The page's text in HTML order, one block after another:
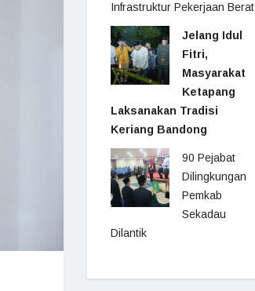
Infrastruktur Pekerjaan Berat
Jelang Idul
Fitri,
Masyarakat
Ketapang
Laksanakan Tradisi
Keriang Bandong
90 Pejabat
Dilingkungan
Pemkab
Sekadau
Dilantik